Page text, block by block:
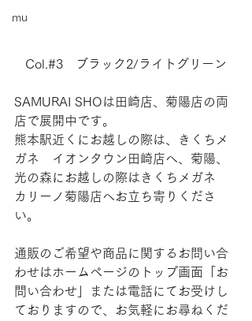
mu
Col.#3　ブラック2/ライトグリーン
SAMURAI SHOは田崎店、菊陽店の両
店で展開中です。
熊本駅近くにお越しの際は、きくちメ
ガネ　イオンタウン田崎店へ、菊陽、
光の森にお越しの際はきくちメガネ
カリーノ菊陽店へお立ち寄りくださ
い。
通販のご希望や商品に関するお問い合
わせはホームページのトップ画面「お
問い合わせ」または電話にてお受けし
ておりますので、お気軽にお尋ねくだ